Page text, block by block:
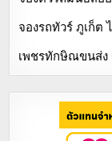
จองรถทัวร์ ภูเก็ต
เพชรทักษิณขนส่ง